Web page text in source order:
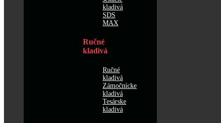
kladivá
SDS
MAX
Ručné
kladivá
Ručné
kladivá
Zámočnícke
kladivá
Tesárske
kladivá